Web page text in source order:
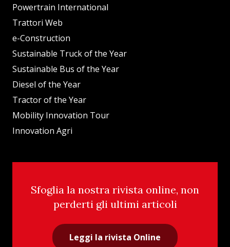
Powertrain International
Trattori Web
e-Construction
Sustainable Truck of the Year
Sustainable Bus of the Year
Diesel of the Year
Tractor of the Year
Mobility Innovation Tour
Innovation Agri
Sfoglia la nostra rivista online, non
perderti gli ultimi articoli
Leggi la rivista Online